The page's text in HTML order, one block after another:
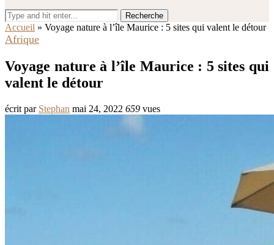
Recherche
Accueil » Voyage nature à l’île Maurice : 5 sites qui valent le détour
Afrique
Voyage nature à l’île Maurice : 5 sites qui
valent le détour
écrit par Stephan mai 24, 2022 659 vues